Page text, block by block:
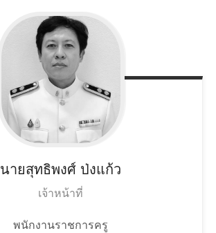
นายสุทธิพงศ์ ป่งแก้ว
เจ้าหน้าที่
พนักงานราชการครู